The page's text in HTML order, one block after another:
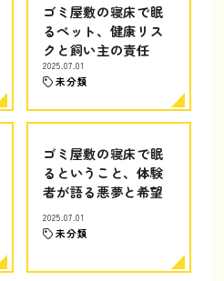
ゴミ屋敷の寝床で眠
るペット、健康リス
クと飼い主の責任
2025.07.01
未分類
ゴミ屋敷の寝床で眠
るということ、体験
者が語る悪夢と希望
2025.07.01
未分類